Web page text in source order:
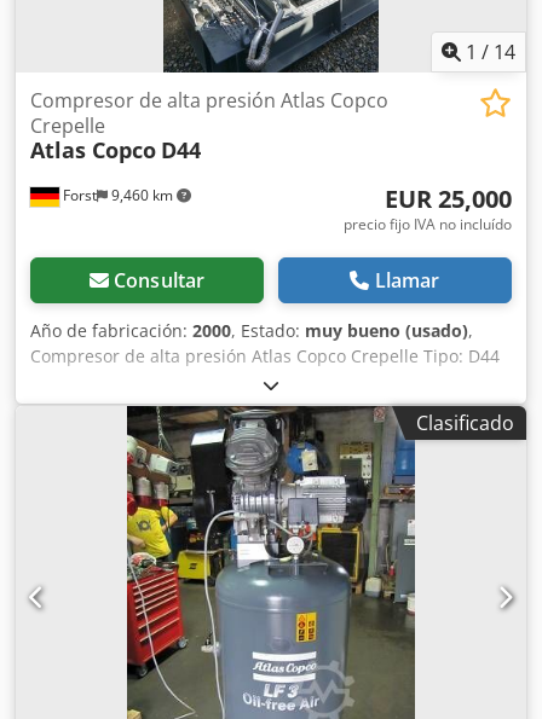
1 / 14
Forst 9,460 km
Compresor de alta presión Atlas Copco
Crepelle
Atlas Copco D44
EUR 25,000
precio fijo IVA no incluído
Consultar Llamar
Año de fabricación: 2000, Estado: muy bueno (usado),
Compresor de alta presión Atlas Copco Crepelle Tipo: D44
Cjdpfx Ajf Hly Semhsrf Año de fabricación: 2000 Presión de
funcionamiento: 40 bares Potencia: 220 kW Velocidad de
rotación: 839 RPM El compresor puede ser inspeccionado
en cualquier momento.
Clasificado